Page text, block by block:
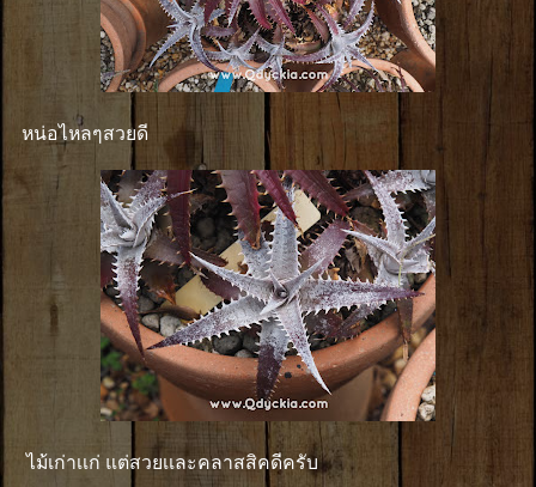
หน่อไหลๆสวยดี
ไม้เก่าเเก่ แต่สวยเเละคลาสสิคดีครับ